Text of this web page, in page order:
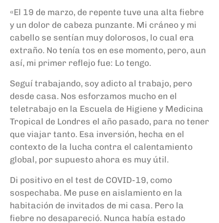
«El 19 de marzo, de repente tuve una alta fiebre
y un dolor de cabeza punzante. Mi cráneo y mi
cabello se sentían muy dolorosos, lo cual era
extraño. No tenía tos en ese momento, pero, aun
así, mi primer reflejo fue: Lotengo.
Seguí trabajando, soy adicto al trabajo, pero
desde casa. Nos esforzamos mucho en el
teletrabajo en la Escuela de Higiene y Medicina
Tropical de Londres el año pasado, para no tener
que viajar tanto. Esa inversión, hecha en el
contexto de la lucha contra el calentamiento
global, por supuesto ahora es muy útil.
Di positivo en el test de COVID-19, como
sospechaba. Me puse en aislamiento en la
habitación de invitados de mi casa. Pero la
fiebre no desapareció. Nunca había estado